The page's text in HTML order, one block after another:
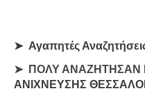
➤ Αγαπητές
➤ ΠΟΛΥ ΑΝΑΖΗΤΗΣΑΝ
ΑΝΙΧΝΕΥΣΗΣ